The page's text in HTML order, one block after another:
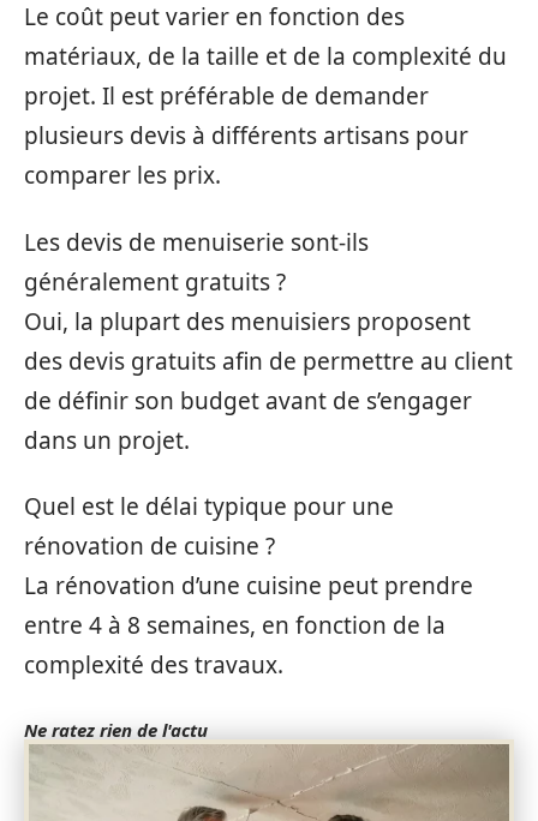
Le coût peut varier en fonction des
matériaux, de la taille et de la complexité du
projet. Il est préférable de demander
plusieurs devis à différents artisans pour
comparer les prix.
Les devis de menuiserie sont-ils
généralement gratuits ?
Oui, la plupart des menuisiers proposent
des devis gratuits afin de permettre au client
de définir son budget avant de s’engager
dans un projet.
Quel est le délai typique pour une
rénovation de cuisine ?
La rénovation d’une cuisine peut prendre
entre 4 à 8 semaines, en fonction de la
complexité des travaux.
Ne ratez rien de l'actu